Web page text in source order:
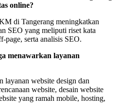
online?
di Tangerang meningkatkan
SEO yang meliputi riset kata
page, serta analisis SEO.
menawarkan layanan
layanan website design dan
website, desain website
yang ramah mobile, hosting,